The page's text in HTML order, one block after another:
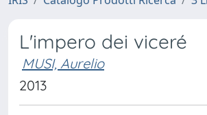
L'impero dei viceré
MUSI, Aurelio
2013